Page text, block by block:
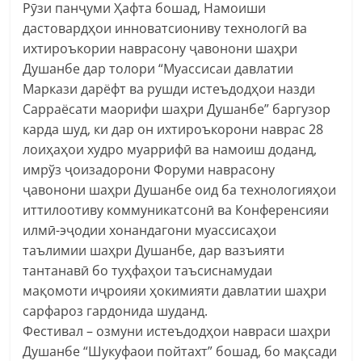
Рӯзи панҷуми Ҳафта бошад, Намоиши
дастовардҳои инноватсиониву технологӣ ва
ихтироъкории наврасону ҷавонони шаҳри
Душанбе дар толори “Муассисаи давлатии
Маркази дарёфт ва рушди истеъдодҳои назди
Сарраёсати маорифи шаҳри Душанбе” баргузор
карда шуд, ки дар он ихтироъкорони наврас 28
лоиҳаҳои худро муаррифӣ ва намоиш доданд,
имрўз ҷоизадорони Форуми наврасону
ҷавонони шаҳри Душанбе оид ба технологияҳои
иттилоотиву коммуникатсонӣ ва Конференсияи
илмӣ-эҷодии хонандагони муассисаҳои
таълимии шаҳри Душанбе, дар вазъияти
тантанавӣ бо туҳфаҳои таъсиснамудаи
мақомоти иҷроияи ҳокимияти давлатии шаҳри
сарфароз гардонида шуданд.
Фестивал – озмуни истеъдодҳои навраси шаҳри
Душанбе “Шукуфаои пойтахт” бошад, бо мақсади